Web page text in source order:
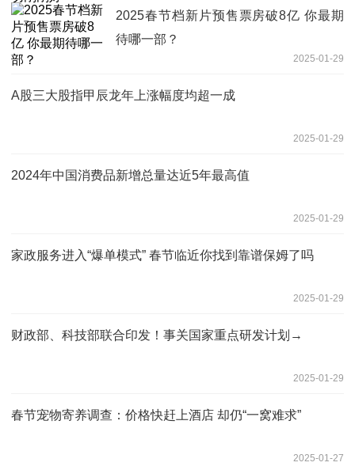
2025春节档新片预售票房破8亿 你最期
待哪一部？
2025-01-29
A股三大股指甲辰龙年上涨幅度均超一成
2025-01-29
2024年中国消费品新增总量达近5年最高值
2025-01-29
家政服务进入“爆单模式” 春节临近你找到靠谱保姆了吗
2025-01-29
财政部、科技部联合印发！事关国家重点研发计划→
2025-01-29
春节宠物寄养调查：价格快赶上酒店 却仍“一窝难求”
2025-01-27